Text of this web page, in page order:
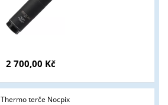
2 700,00 Kč
Thermo terče Nocpix